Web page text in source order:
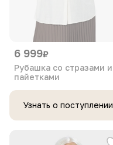
6 999₽
Рубашка со стразами и
пайетками
Узнать о поступлении